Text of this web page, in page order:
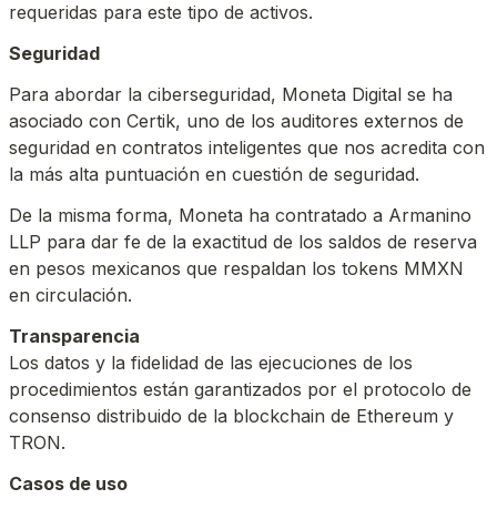
requeridas para este tipo de activos.
Seguridad
Para abordar la ciberseguridad, Moneta Digital se ha
asociado con Certik, uno de los auditores externos de
seguridad en contratos inteligentes que nos acredita con
De la misma forma, Moneta ha contratado a Armanino
LLP para dar fe de la exactitud de los saldos de reserva
en pesos mexicanos que respaldan los tokens MMXN
en circulación.
Los datos y la fidelidad de las ejecuciones de los
procedimientos están garantizados por el protocolo de
consenso distribuido de la blockchain de Ethereum y
TRON.